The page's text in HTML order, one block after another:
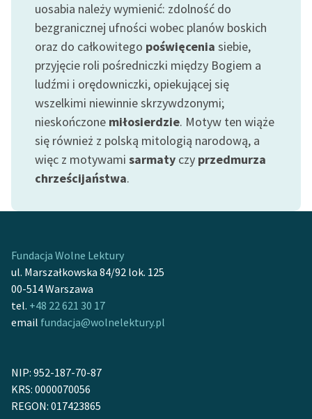
słuchania dla uczennic i
uczniów z
niepełnosprawnościami
Feministyczne inspiracje.
Popularyzacja
skandynawskiej literatury
feministycznej
Ręce pełne poezji
Kolekcje edukacyjne
do domeny publicznej,
Odkurzamy bohaterów
Szkoła Poezji Wolnych
Lektur
Kontakt
O projekcie
uosabia należy wymienić: zdolność do
bezgranicznej ufności wobec planów boskich
oraz do całkowitego poświęcenia siebie,
przyjęcie roli pośredniczki między Bogiem a
ludźmi i orędowniczki, opiekującej się
wszelkimi niewinnie skrzywdzonymi;
nieskończone miłosierdzie. Motyw ten wiąże
się również z polską mitologią narodową, a
więc z motywami sarmaty czy przedmurza
chrześcijaństwa.
Fundacja Wolne Lektury
ul. Marszałkowska 84/92 lok. 125
00-514 Warszawa
tel. +48 22 621 30 17
email fundacja@wolnelektury.pl
NIP: 952-187-70-87
KRS: 0000070056
REGON: 017423865